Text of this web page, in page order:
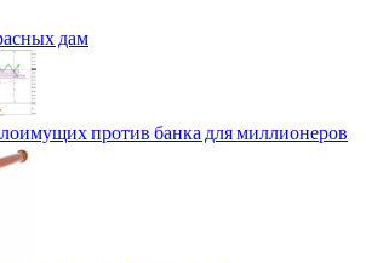
дам
против банка для миллионеров